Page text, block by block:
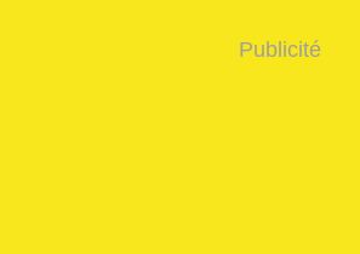
Publicité